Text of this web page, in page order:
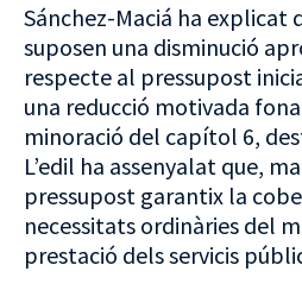
Sánchez-Maciá ha explicat
suposen una disminució
respecte al pressupost
una reducció motivada
minoració del capítol 6,
L’edil ha assenyalat que,
pressupost garantix la
necessitats ordinàries del
prestació dels servicis